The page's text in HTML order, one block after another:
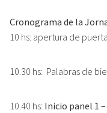
Cronograma de la
10 hs: apertura de
10.30 hs: Palabras de
10.40 hs: Inicio panel 1